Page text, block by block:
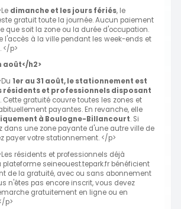
dimanche et les jours fériés, le
gratuit toute la journée. Aucun paiement
que soit la zone ou la durée d'occupation.
l'accès à la ville pendant les week-ends et
</p>
août</h2>
1er au 31 août, le stationnement est
résidents et professionnels disposant
. Cette gratuité couvre toutes les zones et
payantes. En revanche, elle
à Boulogne-Billancourt. Si
dans une zone payante d'une autre ville de
payer votre stationnement. </p>
résidents et professionnels déjà
plateforme seineouest.tepark.fr bénéficient
de la gratuité, avec ou sans abonnement
n'êtes pas encore inscrit, vous devez
gratuitement en ligne ou en
p>